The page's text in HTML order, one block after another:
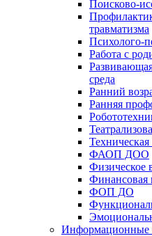
Поисково-
травматизма
Психолого-
Работа с
среда
Ранний
Ранняя
ФАОП ДОО
Физическое
Финансовая
ФОП ДО
Информационные